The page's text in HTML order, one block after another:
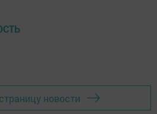
новости